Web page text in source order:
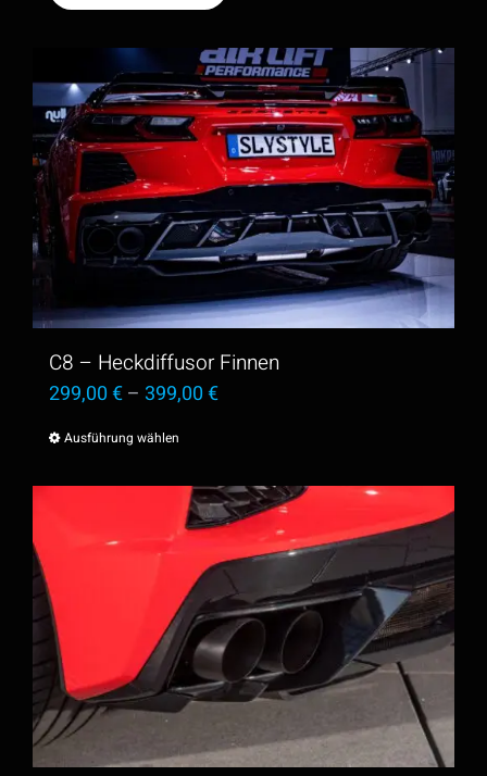
C8 – Heckdiffusor Finnen
299,00€– 399,00€
Ausführung wählen
Produkt
weist
mehrere
Varianten
auf.
Die
Optionen
auf